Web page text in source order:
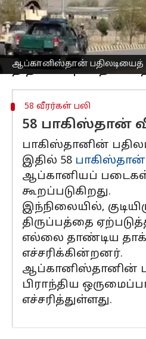
ஆப்கானிஸ்தான் பதிலடியைத்
இந்தத்
ஆனாலும்,
பாகிஸ்தான் உள்
தாக்குதல்களை
58 வீரர்கள் பலி
58 பாகிஸ்தான்
பாகிஸ்தானின்
இதில் 58
ஆப்கானியப்
கூறப்படுகிறது.
இந்நிலையில்,
திருப்பத்தை
எல்லை தாண்டிய
எச்சரிக்கின்றனர்.
ஆப்கானிஸ்தானின்
பிராந்திய
எச்சரித்துள்ளது.